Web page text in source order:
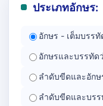
ประเภทอักษร:
อักษร - เต็มบรรทั
อักษรและบรรทัด
ลำดับขีดและอัก
ลำดับขีดและบร